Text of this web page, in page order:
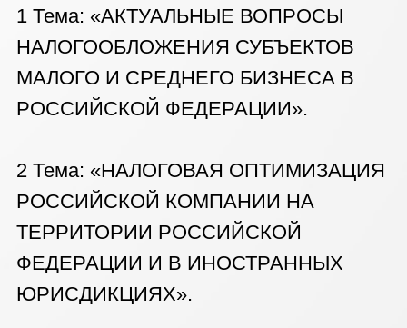
3 Тема: «ИНОСТРАННЫЕ ОФФШОРЫ.
ПРЕИМУЩЕСТВА И НЕДОСТАТКИ ДЛЯ
КОМПАНИЙ».
СОВРЕМЕННЫЕ ТЕНДЕНЦИИ.
РОССИЙСКАЯ И МИРОВАЯ
НАЛОГОВАЯ ПРАКТИКА.
ВНЕШНИЙ МОДУЛЬ: